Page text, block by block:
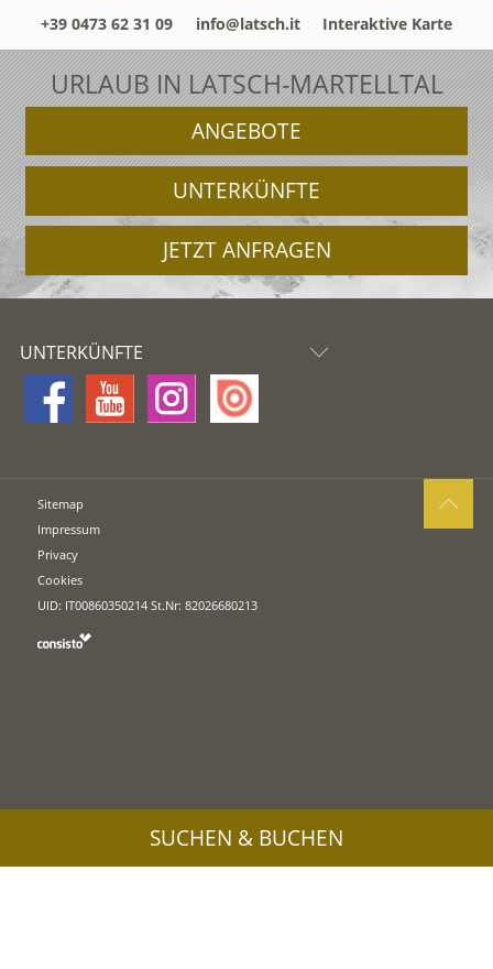
+39 0473 62 31 09 info@latsch.it Interaktive Karte
URLAUB IN LATSCH-MARTELLTAL
ANGEBOTE
UNTERKÜNFTE
JETZT ANFRAGEN
UNTERKÜNFTE
Sitemap
Impressum
Privacy
Cookies
UID: IT00860350214 St.Nr: 82026680213
SUCHEN & BUCHEN